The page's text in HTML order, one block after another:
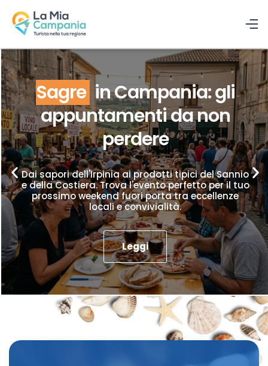
Sagre in Campania: gli
appuntamenti da non
perdere
Dai sapori dell'Irpinia ai prodotti tipici del Sannio
e della Costiera. Trova l'evento perfetto per il tuo
prossimo weekend fuori porta tra eccellenze
locali e convivialità.
Leggi